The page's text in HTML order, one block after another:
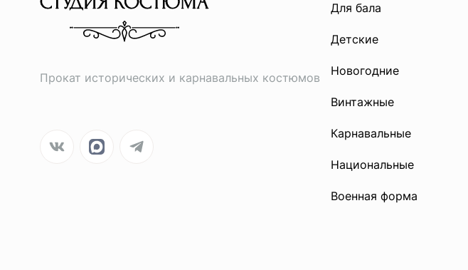
Прокат исторических и карнавальных костюмов
Для бала
Детские
Новогодние
Винтажные
Карнавальные
Национальные
Военная форма